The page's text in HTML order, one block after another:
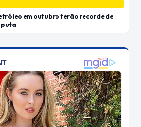
em outubro terão recorde de